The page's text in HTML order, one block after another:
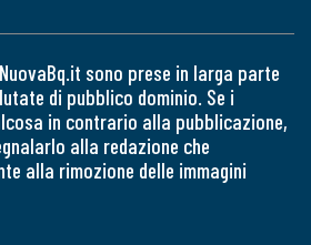
sono prese in larga parte
di pubblico dominio. Se i
in contrario alla pubblicazione,
alla redazione che
alla rimozione delle immagini